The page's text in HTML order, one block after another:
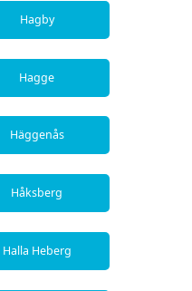
Hagby
Hagge
Häggenås
Håksberg
Halla Heberg